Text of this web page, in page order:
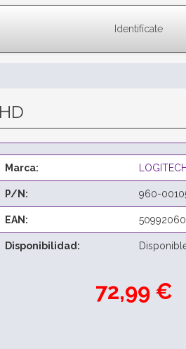
Identifícate
Marca: LOGITECH
P/N: 960-
EAN:
Disponibilidad:
72,99 €